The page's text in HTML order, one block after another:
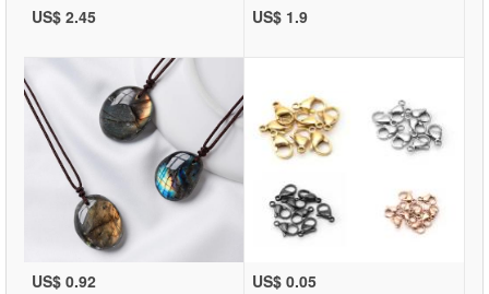
US$ 2.45 US$ 1.9
US$ 0.92 US$ 0.05